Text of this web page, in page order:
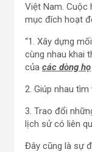
Việt Nam. Cuộc
mục đích hoạt
“1. Xây dựng
cùng nhau khai
của các dòng họ
2. Giúp nhau
3. Trao đổi
lịch sử có liên
Đây cũng là sự